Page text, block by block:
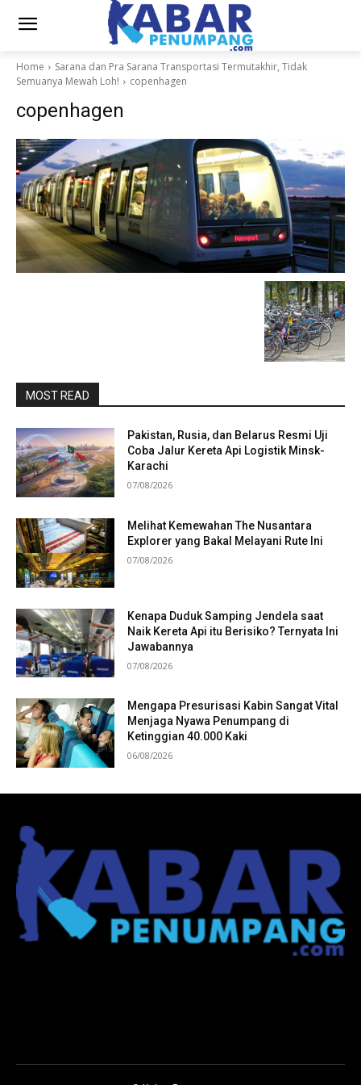
Home
Sarana dan Pra Sarana Transportasi Termutakhir, Tidak
Semuanya Mewah Loh!
copenhagen
copenhagen
MOST READ
Pakistan, Rusia, dan Belarus Resmi Uji
Coba Jalur Kereta Api Logistik Minsk-
Karachi
07/08/2026
Melihat Kemewahan The Nusantara
Explorer yang Bakal Melayani Rute Ini
07/08/2026
Kenapa Duduk Samping Jendela saat
Naik Kereta Api itu Berisiko? Ternyata Ini
Jawabannya
07/08/2026
Mengapa Presurisasi Kabin Sangat Vital
Menjaga Nyawa Penumpang di
Ketinggian 40.000 Kaki
06/08/2026